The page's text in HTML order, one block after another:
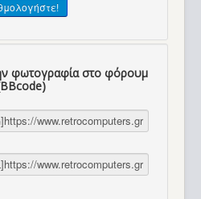
φωτογραφία στο φόρουμ